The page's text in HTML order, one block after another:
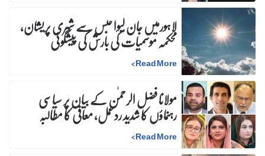
لاہورمیں جان لیوا حبس سے شہری پریشان،
محکمہ موسمیات کی بارش کی پیشگوئی
Read More
>
مولانا فضل الرحمٰن کے بیان پر سیاسی
رہنماؤں کا شدید ردعمل، معافی کا مطالبہ
Read More
>